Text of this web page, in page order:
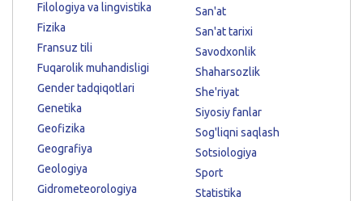
Filologiya va lingvistika
Fizika
Fransuz tili
Fuqarolik muhandisligi
Gender tadqiqotlari
Genetika
Geofizika
Geografiya
Geologiya
Gidrometeorologiya
San'at
San'at tarixi
Savodxonlik
Shaharsozlik
She'riyat
Siyosiy fanlar
Sog'liqni saqlash
Sotsiologiya
Sport
Statistika